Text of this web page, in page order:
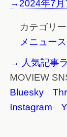
→2024年7月
カテゴリ
メニュース
→ 人気記事
MOVIEW
Bluesky
Instagram